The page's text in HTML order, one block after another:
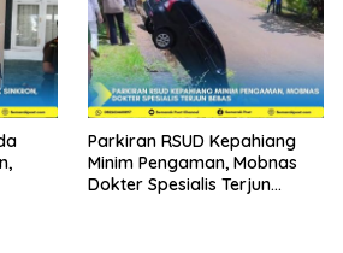
Parkiran RSUD Kepahiang
Minim Pengaman, Mobnas
Dokter Spesialis Terjun